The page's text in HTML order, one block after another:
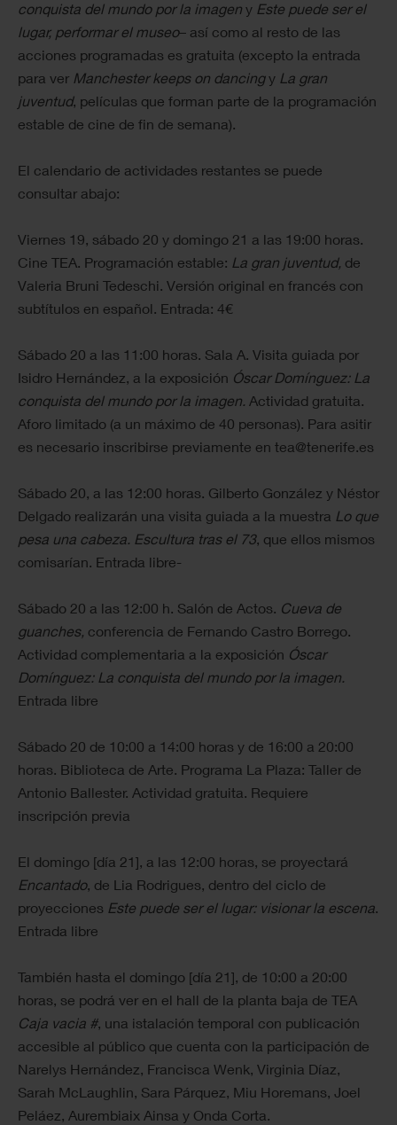
conquista del mundo por la imagen y Este puede ser el
lugar, performar el museo– así como al resto de las
acciones programadas es gratuita (excepto la entrada
para ver Manchester keeps on dancingy La gran
juventud, películas que forman parte de la programación
estable de cine de fin de semana).
El calendario de actividades restantes se puede
consultar abajo:
Viernes 19, sábado 20 y domingo 21 a las 19:00 horas.
Cine TEA. Programación estable: La gran juventud, de
Valeria Bruni Tedeschi. Versión original en francés con
subtítulos en español. Entrada: 4€
Sábado 20 a las 11:00 horas. Sala A. Visita guiada por
Isidro Hernández, a la exposición Óscar Domínguez: La
conquista del mundo por la imagen. Actividad gratuita.
Aforo limitado (a un máximo de 40 personas). Para asitir
es necesario inscribirse previamente en tea@tenerife.es
Sábado 20, a las 12:00 horas. Gilberto González y Néstor
Delgado realizarán una visita guiada a la muestra Lo que
pesa una cabeza. Escultura tras el 73, que ellos mismos
comisarían. Entrada libre-
Sábado 20 a las 12:00 h. Salón de Actos. Cueva de
guanches, conferencia de Fernando Castro Borrego.
Actividad complementaria a la exposición Óscar
Domínguez: La conquista del mundo por la imagen.
Entrada libre
Sábado 20 de 10:00 a 14:00 horas y de 16:00 a 20:00
horas. Biblioteca de Arte. Programa La Plaza: Taller de
Antonio Ballester. Actividad gratuita. Requiere
inscripción previa
El domingo [día 21], a las 12:00 horas, se proyectará
Encantado, de Lia Rodrigues, dentro del ciclo de
proyecciones Este puede ser el lugar: visionar la escena.
Entrada libre
También hasta el domingo [día 21], de 10:00 a 20:00
horas, se podrá ver en el hall de la planta baja de TEA
Caja vacia #, una istalación temporal con publicación
accesible al público que cuenta con la participación de
Narelys Hernández, Francisca Wenk, Virginia Díaz,
Sarah McLaughlin, Sara Párquez, Miu Horemans, Joel
Peláez, Aurembiaix Ainsa y Onda Corta.